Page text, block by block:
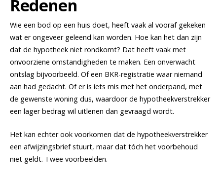
Redenen
Wie een bod op een huis doet, heeft vaak al vooraf gekeken
wat er ongeveer geleend kan worden. Hoe kan het dan zijn
dat de hypotheek niet rondkomt? Dat heeft vaak met
onvoorziene omstandigheden te maken. Een onverwacht
ontslag bijvoorbeeld. Of een BKR-registratie waar niemand
aan had gedacht. Of er is iets mis met het onderpand, met
de gewenste woning dus, waardoor de hypotheekverstrekker
een lager bedrag wil uitlenen dan gevraagd wordt.
Het kan echter ook voorkomen dat de hypotheekverstrekker
een afwijzingsbrief stuurt, maar dat tóch het voorbehoud
niet geldt. Twee voorbeelden.